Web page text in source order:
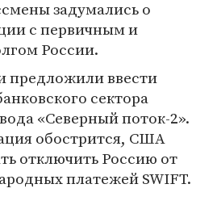
задумались о
с первичным и
России.
предложили ввести
сектора
«Северный поток-2».
обострится, США
отключить Россию от
платежей SWIFT.